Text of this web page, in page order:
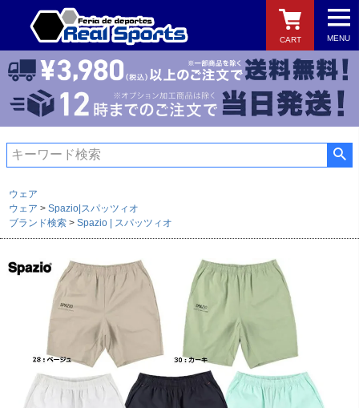
MENU
CART
検索
ウェア
ウェア
Spazio|スパッツィオ
ブランド検索
Spazio | スパッツィオ